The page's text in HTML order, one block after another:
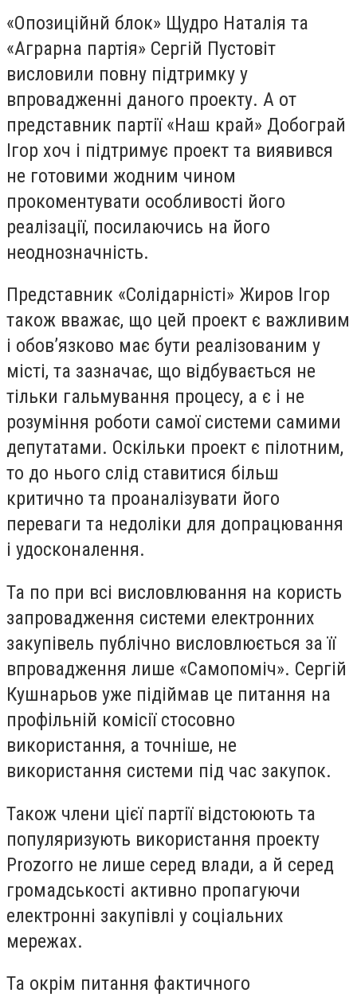
«Опозиційнй блок» Щудро Наталія та
«Аграрна партія» Cергій Пустовіт
висловили повну підтримку у
впровадженні даного проекту. А от
представник партії «Наш край» Добограй
Ігор хоч і підтримує проект та виявився
не готовими жодним чином
прокоментувати особливості його
реалізації, посилаючись на його
неоднозначність.
Представник «Солідарністі» Жиров Ігор
також вважає, що цей проект є важливим
і обов’язково має бути реалізованим у
місті, та зазначає, що відбувається не
тільки гальмування процесу, а є і не
розуміння роботи самої системи самими
депутатами. Оскільки проект є пілотним,
то до нього слід ставитися більш
критично та проаналізувати його
переваги та недоліки для допрацювання
і удосконалення.
Та по при всі висловлювання на користь
запровадження системи електронних
закупівель публічно висловлюється за її
впровадження лише «Самопоміч». Сергій
Кушнарьов уже підіймав це питання на
профільній комісії стосовно
використання, а точніше, не
використання системи під час закупок.
Також члени цієї партії відстоюють та
популяризують використання проекту
Prozorro не лише серед влади, а й серед
громадськості активно пропагуючи
електронні закупівлі у соціальних
мережах.
Та окрім питання фактичного